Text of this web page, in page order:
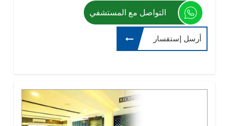
التواصل مع المستشفي
أرسل إستفسار